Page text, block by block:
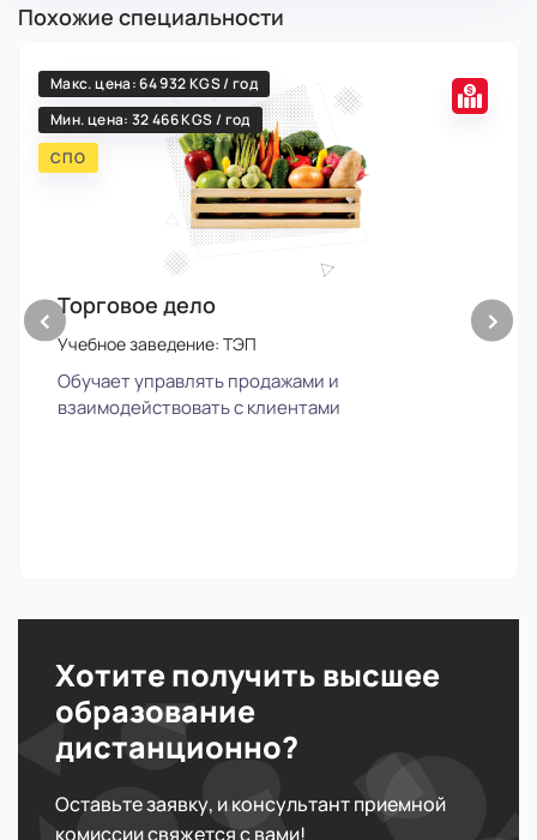
Похожие специальности
‹
Макс. цена: 64 932 KGS / год
Мин. цена: 32 466 KGS / год
СПО
Торговое дело
Учебное заведение: ТЭП
Обучает управлять продажами и
взаимодействовать с клиентами
›
Хотите получить высшее
образование
дистанционно?
Оставьте заявку, и консультант приемной
комиссии свяжется с вами!